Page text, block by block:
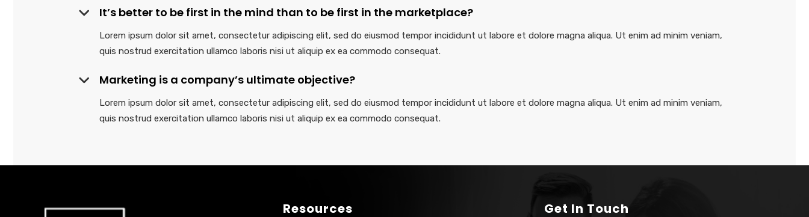
It’s better to be first in the mind than to be first in the marketplace?
Lorem ipsum dolor sit amet, consectetur adipiscing elit, sed do eiusmod tempor incididunt ut labore et dolore magna aliqua. Ut enim ad minim veniam,
quis nostrud exercitation ullamco laboris nisi ut aliquip ex ea commodo consequat.
Marketing is a company’s ultimate objective?
Lorem ipsum dolor sit amet, consectetur adipiscing elit, sed do eiusmod tempor incididunt ut labore et dolore magna aliqua. Ut enim ad minim veniam,
quis nostrud exercitation ullamco laboris nisi ut aliquip ex ea commodo consequat.
Resources Get In Touch